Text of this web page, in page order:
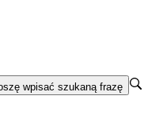
wpisać szukaną frazę